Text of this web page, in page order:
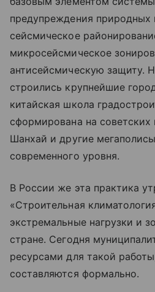
предупреждения природных
сейсмическое
микросейсмическое
антисейсмическую защиту.
строились крупнейшие
китайская школа
сформирована на советских
Шанхай и другие
современного уровня.
В России же эта практика
«Строительная
экстремальные нагрузки и
стране. Сегодня
ресурсами для такой
составляются формально.